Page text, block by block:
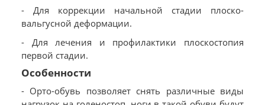
- Для коррекции начальной стадии плоско-
вальгусной деформации.
- Для лечения и профилактики плоскостопия
первой стадии.
Особенности
- Орто-обувь позволяет снять различные виды